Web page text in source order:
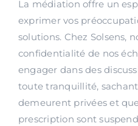
La médiation offre un
exprimer vos
solutions. Chez Solsens,
confidentialité de nos
engager dans des
toute tranquillité,
demeurent privées et
prescription sont